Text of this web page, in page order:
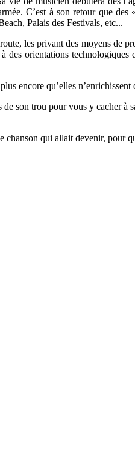
C’est à son retour que
Palais des Festivals, etc...
les privant des moyens de
orientations
encore qu’elles
son trou pour vous y cacher à
chanson qui allait devenir, pour